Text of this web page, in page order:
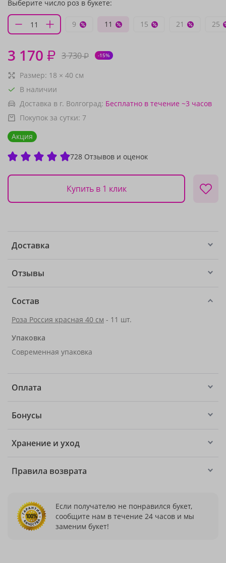
Выберите число роз в букете:
9 11 15 21 25
3 170 ₽ 3 730₽ -15%
Размер: 18 × 40 см
В наличии
Доставка в г. Волгоград: Бесплатно в течение ~3 часов
Покупок за сутки: 7
Акция
728 Отзывов и оценок
Купить в 1 клик
Доставка
Отзывы
Состав
Роза Россия красная 40 см - 11 шт.
Упаковка
Современная упаковка
Оплата
Бонусы
Хранение и уход
Правила возврата
Если получателю не понравился букет,
сообщите нам в течение 24 часов и мы
заменим букет!